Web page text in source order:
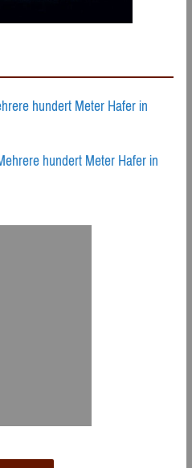
hundert Meter Hafer in
hundert Meter Hafer in